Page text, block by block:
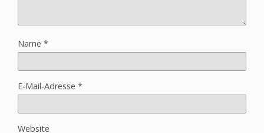
Name *
E-Mail-Adresse *
Website